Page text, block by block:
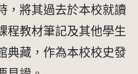
，將其過去於本校就讀
程教材筆記及其他學生
典藏，作為本校校史發